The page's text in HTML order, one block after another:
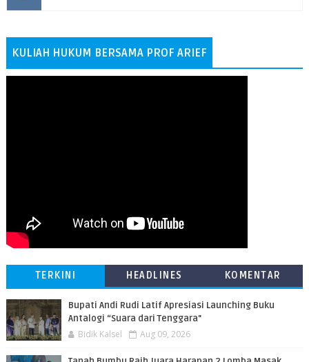
KULIAH HUKUM BERSAMA PROF ARIEF
TERKINI HEADLINES KOMENTAR
Bupati Andi Rudi Latif Apresiasi Launching Buku
Antalogi “Suara dari Tenggara"
Bidik Kalsel Aug 09, 2026